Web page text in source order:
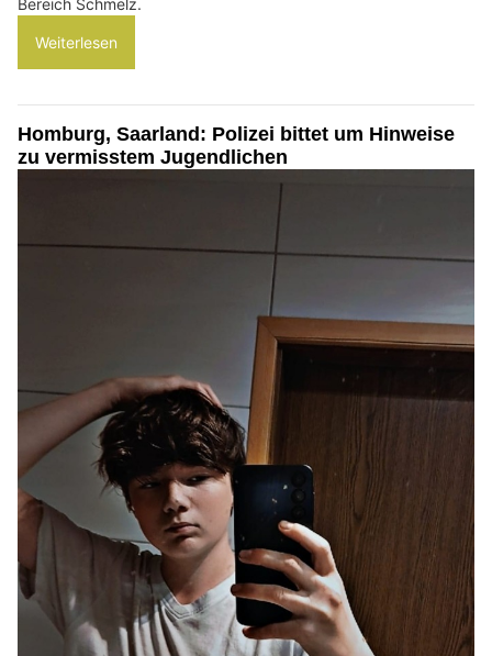
Bereich Schmelz.
Weiterlesen
Homburg, Saarland: Polizei bittet um Hinweise
zu vermisstem Jugendlichen